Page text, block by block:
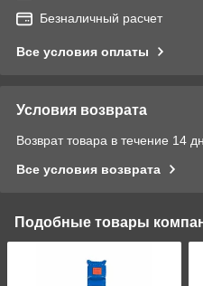
Безналичный расчет
Все условия оплаты
Условия возврата
Возврат товара в течение 14
Все условия возврата
Подобные товары